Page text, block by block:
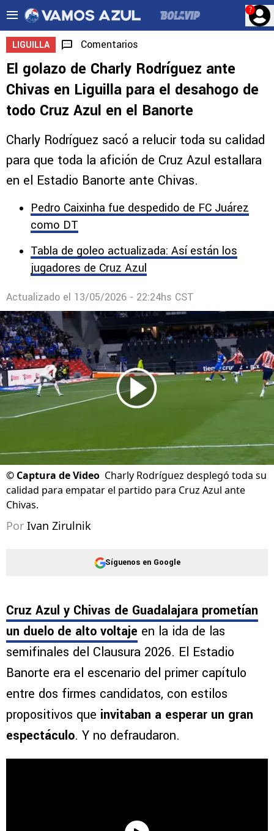
?
LIGUILLA Comentarios
El golazo de Charly Rodríguez ante
Chivas en Liguilla para el desahogo de
todo Cruz Azul en el Banorte
Charly Rodríguez sacó a relucir toda su calidad
para que toda la afición de Cruz Azul estallara
en el Estadio Banorte ante Chivas.
Pedro Caixinha fue despedido de FC Juárez
como DT
Tabla de goleo actualizada: Así están los
jugadores de Cruz Azul
Actualizado el 13/05/2026 - 22:24hs CST
© Captura de Video Charly Rodríguez desplegó toda su
calidad para empatar el partido para Cruz Azul ante
Chivas.
Por Ivan Zirulnik
Síguenos en Google
Cruz Azul y Chivas de Guadalajara prometían
un duelo de alto voltaje en la ida de las
semifinales del Clausura 2026. El Estadio
Banorte era el escenario del primer capítulo
entre dos firmes candidatos, con estilos
propositivos que invitaban a esperar un gran
espectáculo. Y no defraudaron.